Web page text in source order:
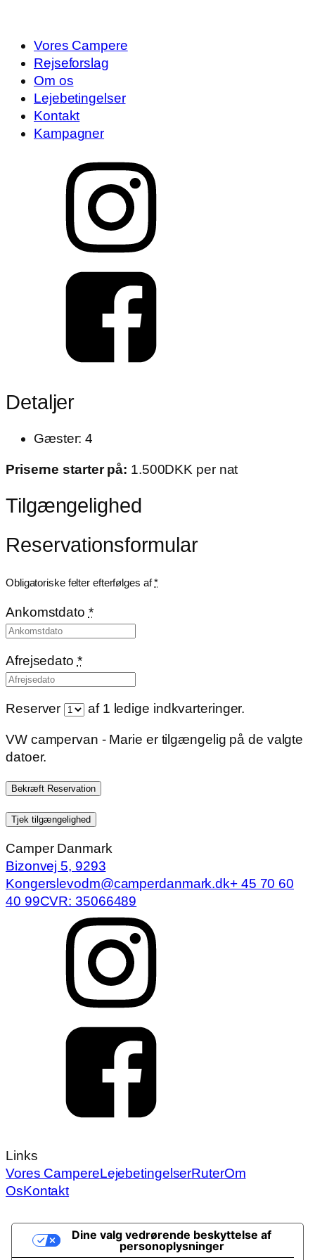
Vores Campere
Rejseforslag
Om os
Lejebetingelser
Kontakt
Kampagner
Detaljer
Gæster: 4
Priserne starter på: 1.500DKK per nat
Tilgængelighed
Reservationsformular
Obligatoriske felter efterfølges af*
Ankomstdato *
Afrejsedato *
Reserver af 1 ledige indkvarteringer.
VW campervan - Marie er tilgængelig på de valgte
datoer.
Camper Danmark
Bizonvej 5, 9293
Kongerslevodm@camperdanmark.dk+ 45 70 60
40 99CVR: 35066489
Links
Vores CampereLejebetingelserRuterOm
OsKontakt
Dine valg vedrørende beskyttelse af
personoplysninger